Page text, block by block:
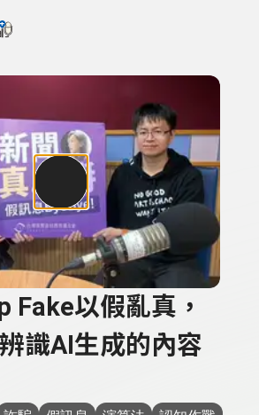
節目名稱、主持人或關鍵字
Fake以假亂真，
識AI生成的內容